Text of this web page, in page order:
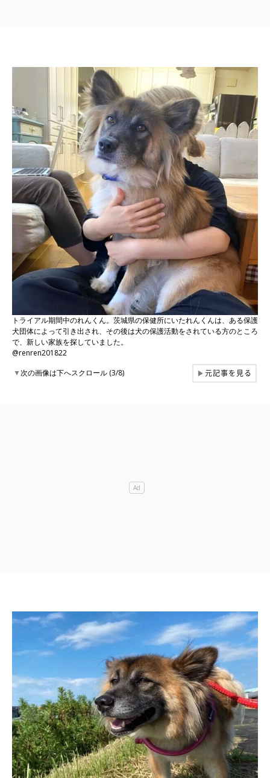
トライアル期間中のれんくん。茨城県の保健所にいたれんくんは、ある保護
犬団体によって引き出され、その後は犬の保護活動をされている方のところ
で、新しい家族を探していました。
@renren201822
▼次の画像は下へスクロール (3/8) ▶元記事を見る